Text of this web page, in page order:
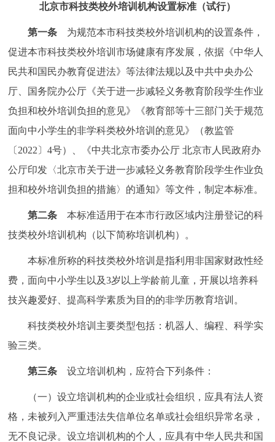
ENGLISH 한국어 日本語
DEUTSCH FRANÇAIS РУССКИЙ ЯЗЫК
ITALIANO
回到顶部
北京市科技类校外培训机构设置标准（试行）
第一条 为规范本市科技类校外培训机构的设置条件，
促进本市科技类校外培训市场健康有序发展，依据《中华人
民共和国民办教育促进法》等法律法规以及中共中央办公
厅、国务院办公厅《关于进一步减轻义务教育阶段学生作业
负担和校外培训负担的意见》《教育部等十三部门关于规范
面向中小学生的非学科类校外培训的意见》（教监管
〔2022〕4号）、《中共北京市委办公厅 北京市人民政府办
公厅印发〈北京市关于进一步减轻义务教育阶段学生作业负
担和校外培训负担的措施〉的通知》等文件，制定本标准。
第二条本标准适用于在本市行政区域内注册登记的科
技类校外培训机构（以下简称培训机构）。
本标准所称的科技类校外培训是指利用非国家财政性经
费，面向中小学生以及3岁以上学龄前儿童，开展以培养科
技兴趣爱好、提高科学素质为目的的非学历教育培训。
科技类校外培训主要类型包括：机器人、编程、科学实
验三类。
第三条设立培训机构，应符合下列条件：
（一）设立培训机构的企业或社会组织，应具有法人资
格，未被列入严重违法失信单位名单或社会组织异常名录，
无不良记录。设立培训机构的个人，应具有中华人民共和国